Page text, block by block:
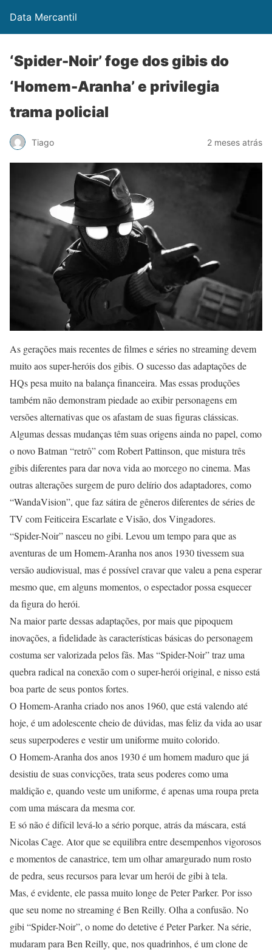
Data Mercantil
‘Spider-Noir’ foge dos gibis do
‘Homem-Aranha’ e privilegia
trama policial
Tiago 2 meses atrás
As gerações mais recentes de filmes e séries no streaming devem
muito aos super-heróis dos gibis. O sucesso das adaptações de
HQs pesa muito na balança financeira. Mas essas produções
também não demonstram piedade ao exibir personagens em
versões alternativas que os afastam de suas figuras clássicas.
Algumas dessas mudanças têm suas origens ainda no papel, como
o novo Batman “retrô” com Robert Pattinson, que mistura três
gibis diferentes para dar nova vida ao morcego no cinema. Mas
outras alterações surgem de puro delírio dos adaptadores, como
“WandaVision”, que faz sátira de gêneros diferentes de séries de
TV com Feiticeira Escarlate e Visão, dos Vingadores.
“Spider-Noir” nasceu no gibi. Levou um tempo para que as
aventuras de um Homem-Aranha nos anos 1930 tivessem sua
versão audiovisual, mas é possível cravar que valeu a pena esperar
mesmo que, em alguns momentos, o espectador possa esquecer
da figura do herói.
Na maior parte dessas adaptações, por mais que pipoquem
inovações, a fidelidade às características básicas do personagem
costuma ser valorizada pelos fãs. Mas “Spider-Noir” traz uma
quebra radical na conexão com o super-herói original, e nisso está
boa parte de seus pontos fortes.
O Homem-Aranha criado nos anos 1960, que está valendo até
hoje, é um adolescente cheio de dúvidas, mas feliz da vida ao usar
seus superpoderes e vestir um uniforme muito colorido.
O Homem-Aranha dos anos 1930 é um homem maduro que já
desistiu de suas convicções, trata seus poderes como uma
maldição e, quando veste um uniforme, é apenas uma roupa preta
com uma máscara da mesma cor.
E só não é difícil levá-lo a sério porque, atrás da máscara, está
Nicolas Cage. Ator que se equilibra entre desempenhos vigorosos
e momentos de canastrice, tem um olhar amargurado num rosto
de pedra, seus recursos para levar um herói de gibi à tela.
Mas, é evidente, ele passa muito longe de Peter Parker. Por isso
que seu nome no streaming é Ben Reilly. Olha a confusão. No
gibi “Spider-Noir”, o nome do detetive é Peter Parker. Na série,
mudaram para Ben Reilly, que, nos quadrinhos, é um clone de